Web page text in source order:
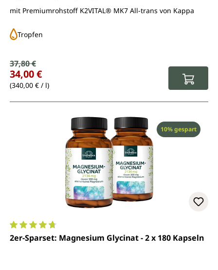
mit Premiumrohstoff K2VITAL® MK7 All-trans von Kappa
Tropfen
Verkaufspreis:
Regulärer Preis:
37,80 €
34,00 €
(340,00 € / l)
Rabatt
10% gespart
Durchschnittliche Bewertung von 4.8 von 5 Sternen
2er-Sparset: Magnesium Glycinat - 2 x 180 Kapseln